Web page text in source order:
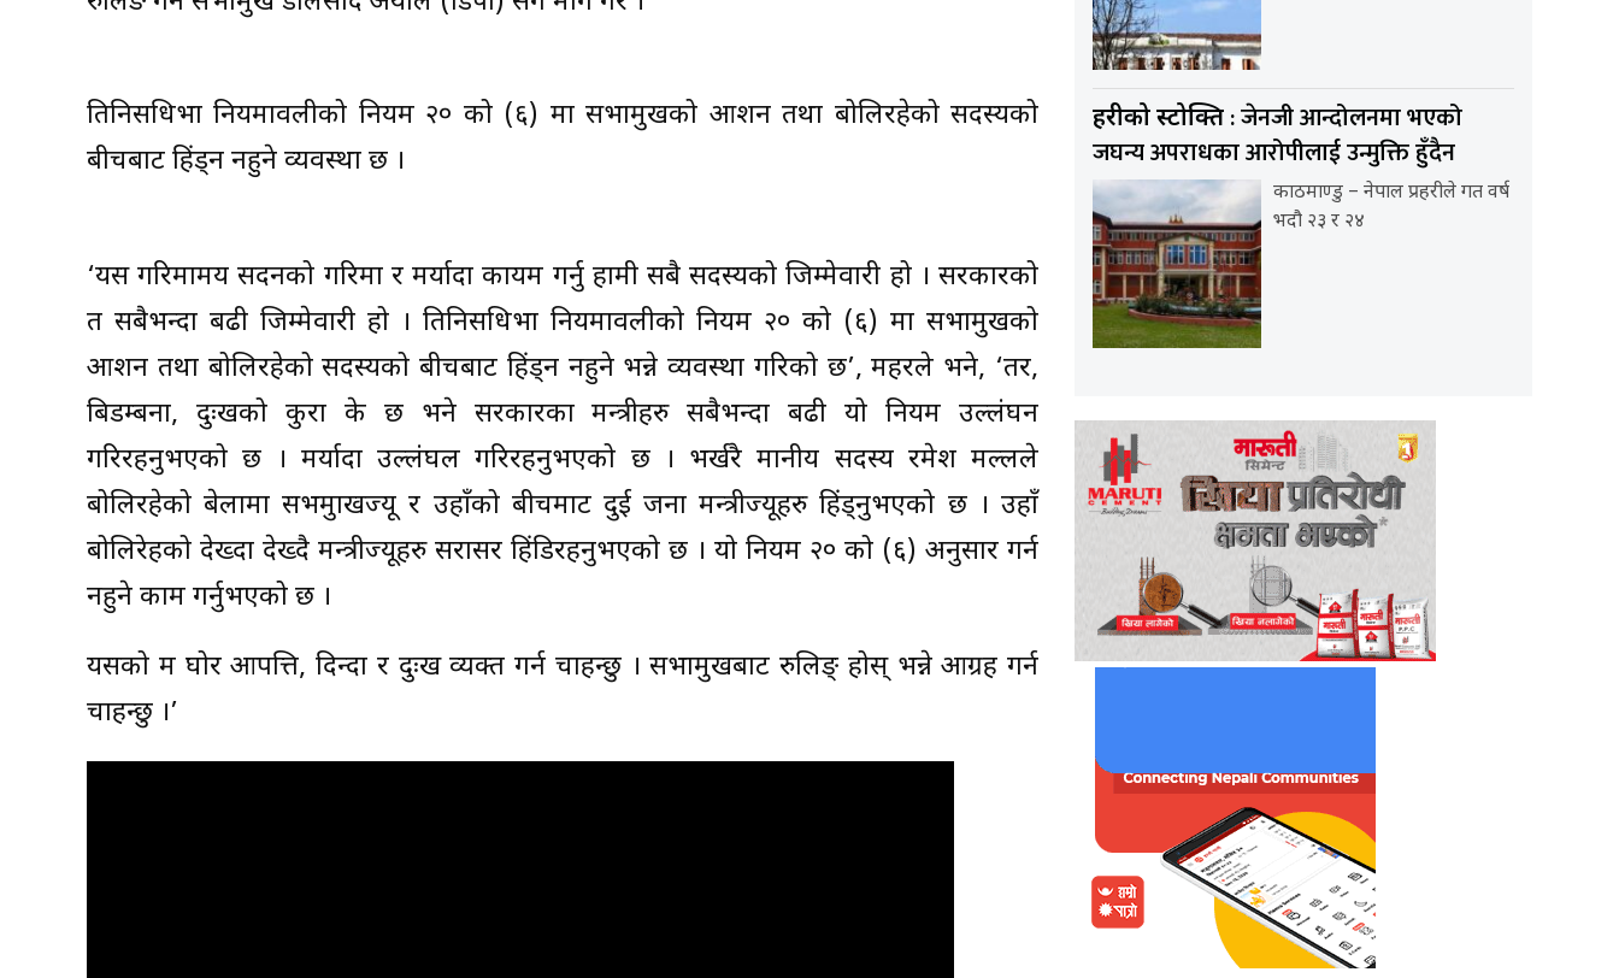
प्रतिनिसधिभा नियमावलीको नियम २० को (६) मा सभामुखको आशन तथा बोलिरहेको सदस्यको
बीचबाट हिंड्न नहुने व्यवस्था छ ।
‘यस गरिमामय सदनको गरिमा र मर्यादा कायम गर्नु हामी सबै सदस्यको जिम्मेवारी हो । सरकारको
त सबैभन्दा बढी जिम्मेवारी हो । प्रतिनिसधिभा नियमावलीको नियम २० को (६) मा सभामुखको
आशन तथा बोलिरहेको सदस्यको बीचबाट हिंड्न नहुने भन्ने व्यवस्था गरिको छ’, महरले भने, ‘तर,
बिडम्बना, दुःखको कुरा के छ भने सरकारका मन्त्रीहरु सबैभन्दा बढी यो नियम उल्लंघन
गरिरहनुभएको छ । मर्यादा उल्लंघल गरिरहनुभएको छ । भर्खरै मानीय सदस्य रमेश मल्लले
बोलिरहेको बेलामा सभमुाखज्यू र उहाँको बीचमाट दुई जना मन्त्रीज्यूहरु हिंड्नुभएको छ । उहाँ
बोलिरेहको देख्दा देख्दै मन्त्रीज्यूहरु सरासर हिंडिरहनुभएको छ । यो नियम २० को (६) अनुसार गर्न
नहुने काम गर्नुभएको छ ।
यसको म घोर आपत्ति, दिन्दा र दुःख व्यक्त गर्न चाहन्छु । सभामुखबाट रुलिङ् होस् भन्ने आग्रह गर्न
चाहन्छु ।’
प्रहरीको प्रस्टोक्ति : जेनजी आन्दोलनमा भएको
जघन्य अपराधका आरोपीलाई उन्मुक्ति हुँदैन
काठमाण्डु – नेपाल प्रहरीले गत वर्ष
भदौ २३ र २४